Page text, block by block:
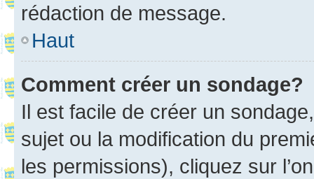
rédaction de message.
Haut
Comment créer un sondage?
Il est facile de créer un
sujet ou la modification du
les permissions), cliquez sur